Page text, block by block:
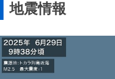
地震情報